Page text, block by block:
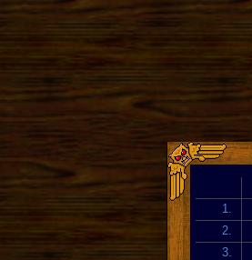
1.
2.
3.